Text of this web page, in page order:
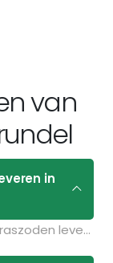
van
in
Grasleveren.nl kan binnen 24 uur graszoden leveren in Sprundel. Als u bijvoorbeeld graszoden op maandag bestelt voor 11:30 kunt u ze de volgende dag geleverd krijgen. Kijk voor de actuele leverdagen op de pagina